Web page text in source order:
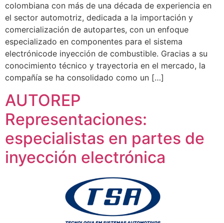
colombiana con más de una década de experiencia en
el sector automotriz, dedicada a la importación y
comercialización de autopartes, con un enfoque
especializado en componentes para el sistema
electrónicode inyección de combustible. Gracias a su
conocimiento técnico y trayectoria en el mercado, la
compañía se ha consolidado como un […]
AUTOREP
Representaciones:
especialistas en partes de
inyección electrónica